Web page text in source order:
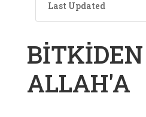
Last Updated
BİTKİDEN
ALLAH'A